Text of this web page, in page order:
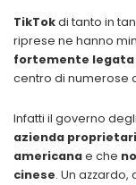
TikTokdi tanto in
riprese ne hanno
fortemente legata
centro di numerose
Infatti il governo
azienda
americanae che
cinese. Un